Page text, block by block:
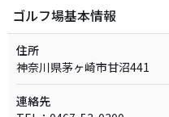
ゴルフ場基本情報
住所
神奈川県茅ヶ崎市甘沼441
連絡先